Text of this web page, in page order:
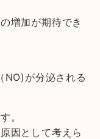
増加が期待でき
NO)が分泌される
。
因として考えら